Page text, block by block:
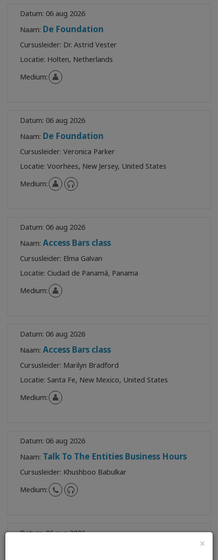
×
Datum: 06 aug 2026
Naam: De Foundation
Cursusleider: Dr. Astrid Vester
Locatie: Holten, Netherlands
Medium:
Datum: 06 aug 2026
Naam: De Foundation
Cursusleider: Veronica Parker
Locatie: Voorhees, New Jersey, United States
Medium:
Datum: 06 aug 2026
Naam: Access Bars class
Cursusleider: Elma Galvan
Locatie: Ciudad de Panamá, Panama
Medium:
Datum: 06 aug 2026
Naam: Access Bars class
Cursusleider: Marilyn Bradford
Locatie: Santa Fe, New Mexico, United States
Medium:
Datum: 06 aug 2026
Naam: Talk To The Entities Business Hours
Cursusleider: Khushboo Babulkar
Medium:
Datum:06 aug 2026